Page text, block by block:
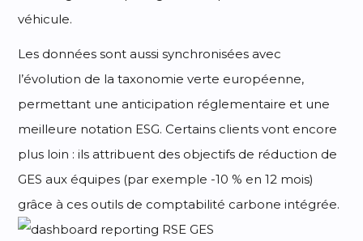
véhicule.
Les données sont aussi synchronisées avec
l’évolution de la taxonomie verte européenne,
permettant une anticipation réglementaire et une
meilleure notation ESG. Certains clients vont encore
plus loin : ils attribuent des objectifs de réduction de
GES aux équipes (par exemple -10 % en 12 mois)
grâce à ces outils de comptabilité carbone intégrée.